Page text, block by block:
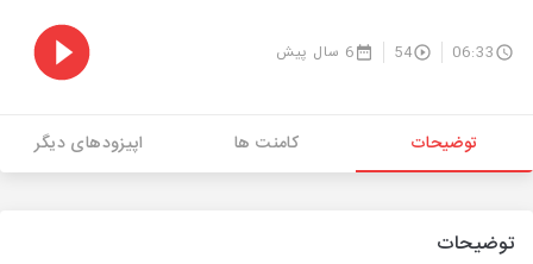
06:33
54 6 سال پیش
توضیحات کامنت ها اپیزودهای دیگر
توضیحات